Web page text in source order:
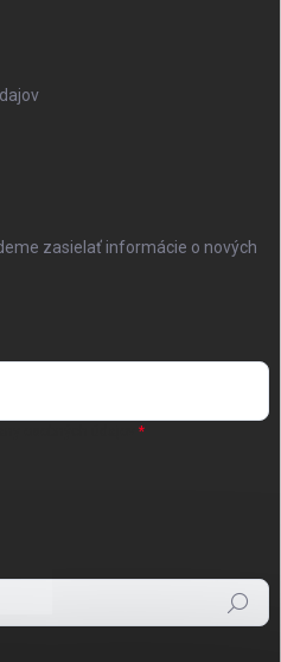
zasielať informácie o nových
Hľadať